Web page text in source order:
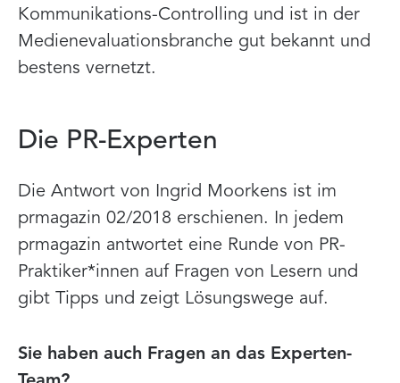
Kommunikations-Controlling und ist in der
Medienevaluationsbranche gut bekannt und
bestens vernetzt.
Die PR-Experten
Die Antwort von Ingrid Moorkens ist im
prmagazin 02/2018 erschienen. In jedem
prmagazin antwortet eine Runde von PR-
Praktiker*innen auf Fragen von Lesern und
gibt Tipps und zeigt Lösungswege auf.
Sie haben auch Fragen an das Experten-